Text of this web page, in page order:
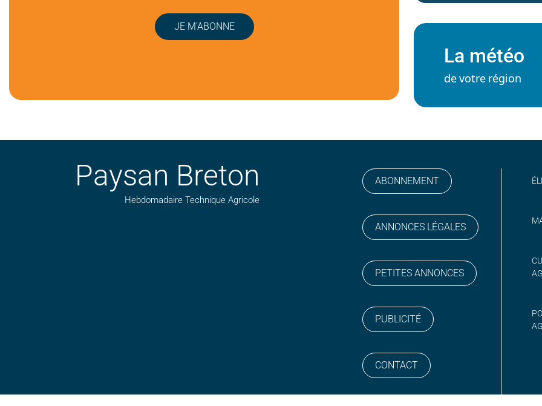
JE M’ABONNE
La météo
de votre région
Paysan Breton
Hebdomadaire Technique Agricole
ABONNEMENT
ANNONCES LÉGALES
PETITES ANNONCES
PUBLICITÉ
CONTACT